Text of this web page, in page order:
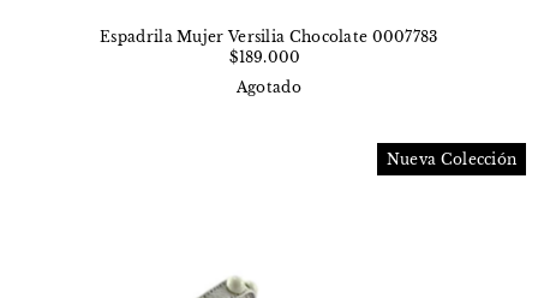
Espadrila Mujer Versilia Chocolate 0007783
$189.000
Agotado
Nueva Colección